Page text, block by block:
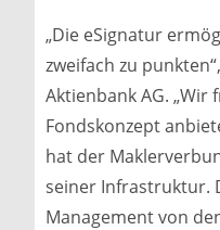
„Die eSignatur
zweifach zu
Aktienbank AG.
Fondskonzept
hat der
seiner Infrastruktur.
Management von